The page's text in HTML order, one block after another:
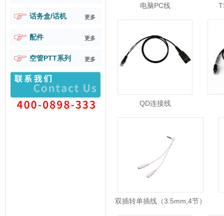
话务盒/话机 更多
配件 更多
空管PTT系列 更多
电脑PC线
QD连接线
双插转单插线（3.5mm,4节）